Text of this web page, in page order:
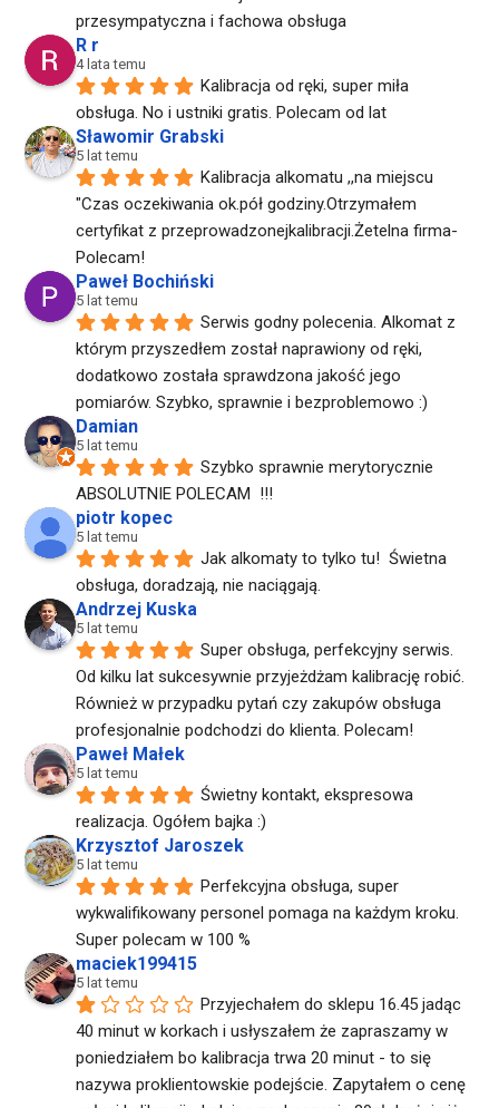
przesympatyczna i fachowa obsługa
R r
4 lata temu
Kalibracja od ręki, super miła
obsługa. No i ustniki gratis. Polecam od lat
Sławomir Grabski
5 lat temu
Kalibracja alkomatu ,,na miejscu
"Czas oczekiwania ok.pół godziny.Otrzymałem
certyfikat z przeprowadzonejkalibracji.Żetelna firma-
Polecam!
Paweł Bochiński
5 lat temu
Serwis godny polecenia. Alkomat z
którym przyszedłem został naprawiony od ręki,
dodatkowo została sprawdzona jakość jego
pomiarów. Szybko, sprawnie i bezproblemowo :)
Damian
5 lat temu
Szybko sprawnie merytorycznie
ABSOLUTNIE POLECAM  !!!
piotr kopec
5 lat temu
Jak alkomaty to tylko tu!  Świetna
obsługa, doradzają, nie naciągają.
Andrzej Kuska
5 lat temu
Super obsługa, perfekcyjny serwis.
Od kilku lat sukcesywnie przyjeżdżam kalibrację robić.
Również w przypadku pytań czy zakupów obsługa
profesjonalnie podchodzi do klienta. Polecam!
Paweł Małek
5 lat temu
Świetny kontakt, ekspresowa
realizacja. Ogółem bajka :)
Krzysztof Jaroszek
5 lat temu
Perfekcyjna obsługa, super
wykwalifikowany personel pomaga na każdym kroku.
Super polecam w 100 %
maciek199415
5 lat temu
Przyjechałem do sklepu 16.45 jadąc
40 minut w korkach i usłyszałem że zapraszamy w
poniedziałem bo kalibracja trwa 20 minut - to się
nazywa proklientowskie podejście. Zapytałem o cenę